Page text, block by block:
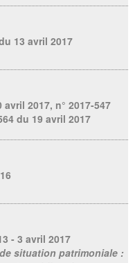
13 avril 2017
2017, n° 2017-547
du 19 avril 2017
- 3 avril 2017
situation patrimoniale :